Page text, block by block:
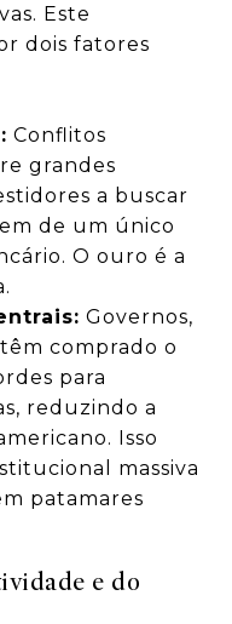
Este
dois fatores
Conflitos
grandes
a buscar
de um único
O ouro é a
Governos,
comprado o
para
reduzindo a
Isso
massiva
patamares
e do